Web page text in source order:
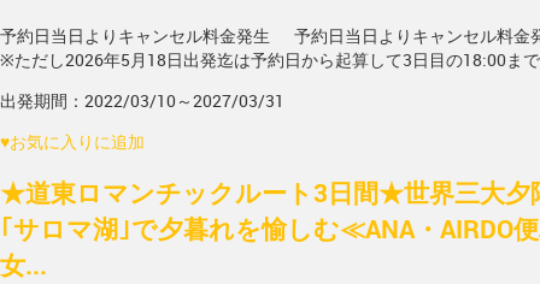
予約日当日よりキャンセル料金発生
予約日当日よりキャンセル料金
※ただし2026年5月18日出発迄は予約日から起算して3日目の18:00ま
出発期間：2022/03/10～2027/03/31
♥お気に入りに追加
★道東ロマンチックルート3日間★世界三大夕
｢サロマ湖｣で夕暮れを愉しむ≪ANA・AIRDO
女...